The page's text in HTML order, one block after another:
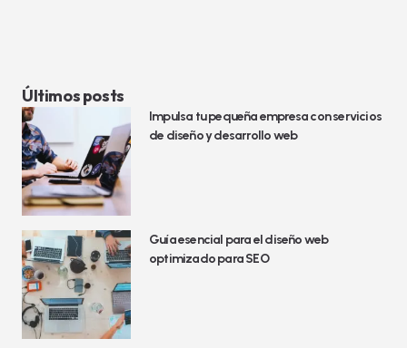
Últimos posts
Impulsa tu pequeña empresa con servicios
de diseño y desarrollo web
Guía esencial para el diseño web
optimizado para SEO